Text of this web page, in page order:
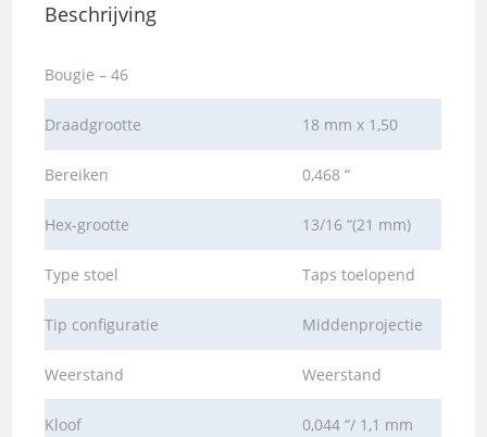
Beschrijving
Bougie – 46
Draadgrootte 18 mm x 1,50
Bereiken 0,468 “
Hex-grootte 13/16 “(21 mm)
Type stoel Taps toelopend
Tip configuratie Middenprojectie
Weerstand Weerstand
Kloof 0,044 “/ 1,1 mm